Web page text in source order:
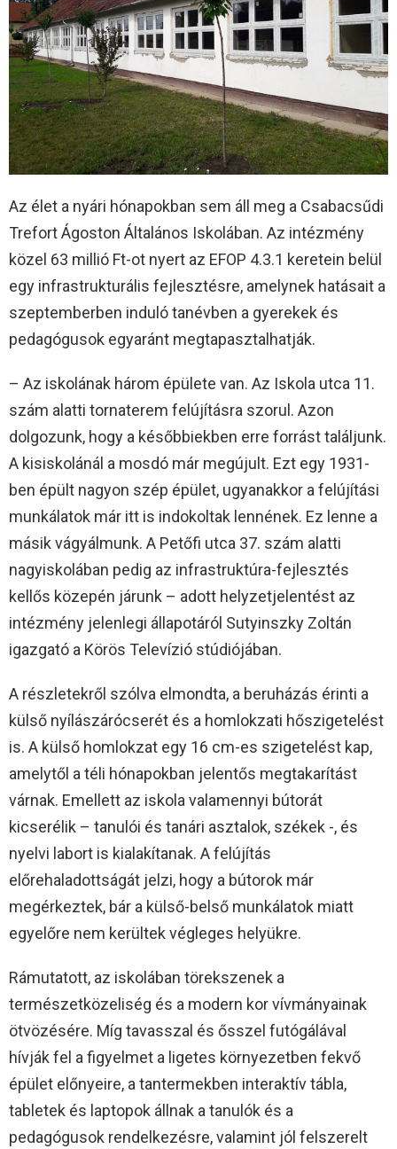
Az élet a nyári hónapokban sem áll meg a Csabacsűdi
Trefort Ágoston Általános Iskolában. Az intézmény
közel 63 millió Ft-ot nyert az EFOP 4.3.1 keretein belül
egy infrastrukturális fejlesztésre, amelynek hatásait a
szeptemberben induló tanévben a gyerekek és
pedagógusok egyaránt megtapasztalhatják.
– Az iskolának három épülete van. Az Iskola utca 11.
szám alatti tornaterem felújításra szorul. Azon
dolgozunk, hogy a későbbiekben erre forrást találjunk.
A kisiskolánál a mosdó már megújult. Ezt egy 1931-
ben épült nagyon szép épület, ugyanakkor a felújítási
munkálatok már itt is indokoltak lennének. Ez lenne a
másik vágyálmunk. A Petőfi utca 37. szám alatti
nagyiskolában pedig az infrastruktúra-fejlesztés
kellős közepén járunk – adott helyzetjelentést az
intézmény jelenlegi állapotáról Sutyinszky Zoltán
igazgató a Körös Televízió stúdiójában.
A részletekről szólva elmondta, a beruházás érinti a
külső nyílászárócserét és a homlokzati hőszigetelést
is. A külső homlokzat egy 16 cm-es szigetelést kap,
amelytől a téli hónapokban jelentős megtakarítást
várnak. Emellett az iskola valamennyi bútorát
kicserélik – tanulói és tanári asztalok, székek -, és
nyelvi labort is kialakítanak. A felújítás
előrehaladottságát jelzi, hogy a bútorok már
megérkeztek, bár a külső-belső munkálatok miatt
egyelőre nem kerültek végleges helyükre.
Rámutatott, az iskolában törekszenek a
természetközeliség és a modern kor vívmányainak
ötvözésére. Míg tavasszal és ősszel futógálával
hívják fel a figyelmet a ligetes környezetben fekvő
épület előnyeire, a tantermekben interaktív tábla,
tabletek és laptopok állnak a tanulók és a
pedagógusok rendelkezésre, valamint jól felszerelt